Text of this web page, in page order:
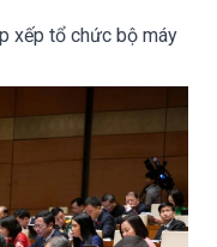
xếp tổ chức bộ máy